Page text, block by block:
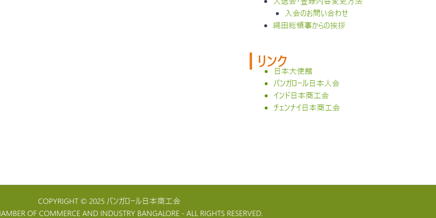
入会のお問い合わせ
縄田総領事からの挨拶
リンク
日本大使館
バンガロール日本人会
インド日本商工会
チェンナイ日本商工会
COPYRIGHT © 2025 バンガロール日本商工会
OF COMMERCE AND INDUSTRY BANGALORE - ALL RIGHTS RESERVED.